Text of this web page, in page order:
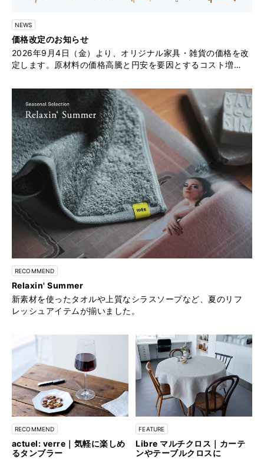
NEWS
価格改定のお知らせ
2026年9月4日（金）より、オリジナル家具・雑貨の価格を改
定します。原材料の価格高騰と円安を要因とするコスト増大
RECOMMEND
Relaxin' Summer
新素材を使ったタオルや上質なシラスソープなど、夏のリフ
レッシュアイテムが揃いました。
RECOMMEND
actuel: verre｜気軽に楽しめ
るタンブラー
FEATURE
Libre マルチクロス｜カーテ
ンやテーブルクロスに